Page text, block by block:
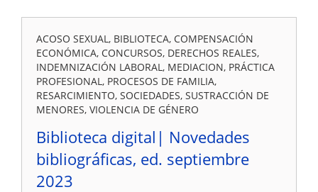
ACOSO SEXUAL, BIBLIOTECA, COMPENSACIÓN
ECONÓMICA, CONCURSOS, DERECHOS REALES,
INDEMNIZACIÓN LABORAL, MEDIACION, PRÁCTICA
PROFESIONAL, PROCESOS DE FAMILIA,
RESARCIMIENTO, SOCIEDADES, SUSTRACCIÓN DE
MENORES, VIOLENCIA DE GÉNERO
Biblioteca digital| Novedades
bibliográficas, ed. septiembre
2023